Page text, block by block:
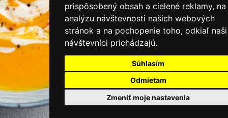
prispôsobený obsah a cielené reklamy, na
analýzu návštevnosti našich webových
stránok a na pochopenie toho, odkiaľ naši
návštevníci prichádzajú.
Súhlasím
Odmietam
Zmeniť moje nastavenia
Všeobecné obchodné podmienky
Ochrana osobných údajov
Cookies
Moje KamNaMenu
Pridať reštauráciu
Cenník balíkov